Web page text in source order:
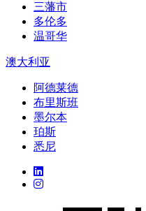
三藩市
多伦多
温哥华
澳大利亚
阿德莱德
布里斯班
墨尔本
珀斯
悉尼